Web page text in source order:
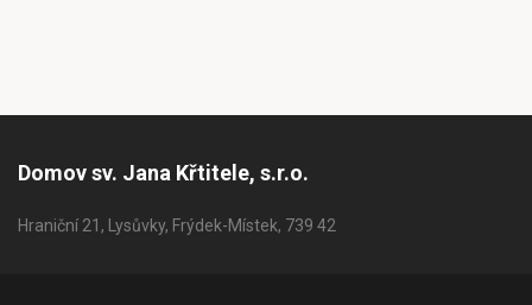
Domov sv. Jana Křtitele, s.r.o.
Hraniční 21, Lysůvky, Frýdek-Místek, 739 42